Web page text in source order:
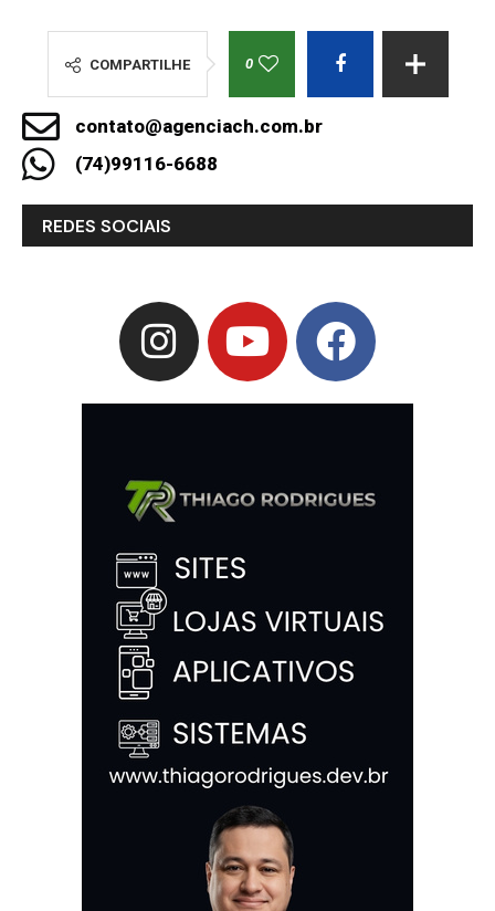
COMPARTILHE 0
contato@agenciach.com.br
(74)99116-6688
REDES SOCIAIS